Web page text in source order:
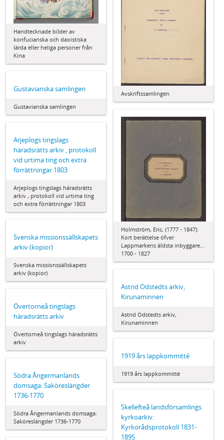
Handtecknade bilder av
konfucianska och daoistiska
lärda eller heliga personer från
Kina
Avskriftssamlingen
Gustavianska samlingen
Gustavianska samlingen
Holmström, Eric, (1777 - 1847):
Kort berättelse öfver
Lappmarkens äldsta inbyggare...
1700 - 1827
Arjeplogs tingslags
häradsrätts arkiv , protokoll
vid urtima ting och extra
förrättningar 1803
Arjeplogs tingslags häradsrätts
arkiv , protokoll vid urtima ting
och extra förrättningar 1803
Svenska missionssällskapets
arkiv (kopior)
Svenska missionssällskapets
arkiv (kopior)
Astrid Odstedts arkiv,
Kirunaminnen
Astrid Odstedts arkiv,
Kirunaminnen
Övertorneå tingslags
häradsrätts arkiv
Övertorneå tingslags häradsrätts
arkiv
1919 års lappkommitté
1919 års lappkommitté
Södra Ångermanlands
domsaga: Saköreslängder
1736-1770
Södra Ångermanlands domsaga:
Saköreslängder 1736-1770
Skellefteå landsförsamlings
kyrkoarkiv:
Kyrkorådsprotokoll 1831-
1895